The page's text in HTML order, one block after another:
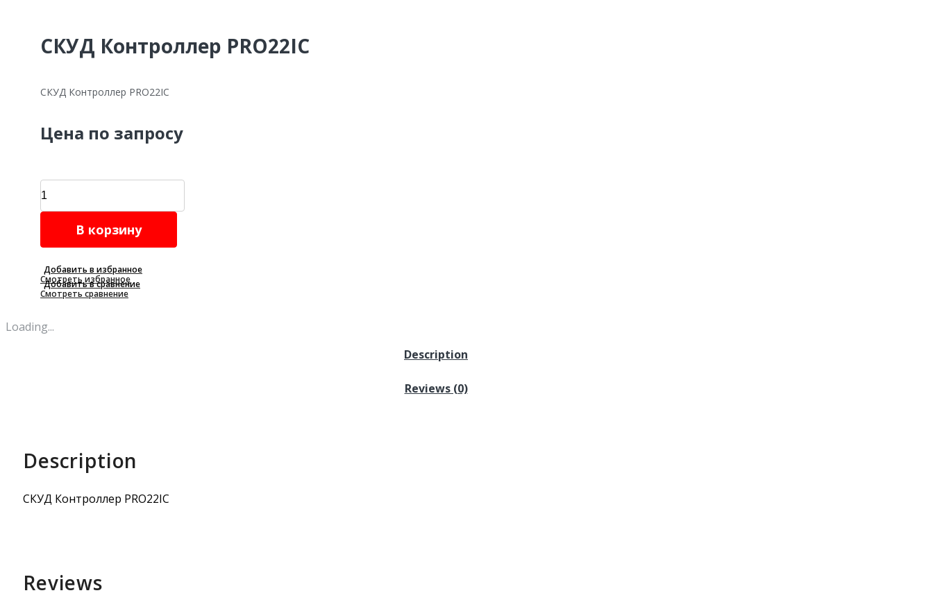
СКУД Контроллер PRO22IC
СКУД Контроллер PRO22IC
Цена по запросу
СКУД
Контроллер
quantityВ корзину
Добавить в избранное
Смотреть избранное
Добавить в сравнение
Смотреть сравнение
Loading...
Description
Reviews (0)
Description
СКУД Контроллер PRO22IC
Reviews